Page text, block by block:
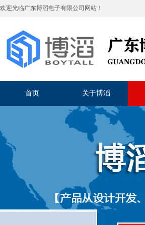
欢迎光临广东博滔电子有限公司 网站！
首页 关于博滔